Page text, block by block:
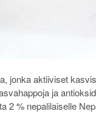
jonka aktiiviset
ja
2 % nepalilaiselle